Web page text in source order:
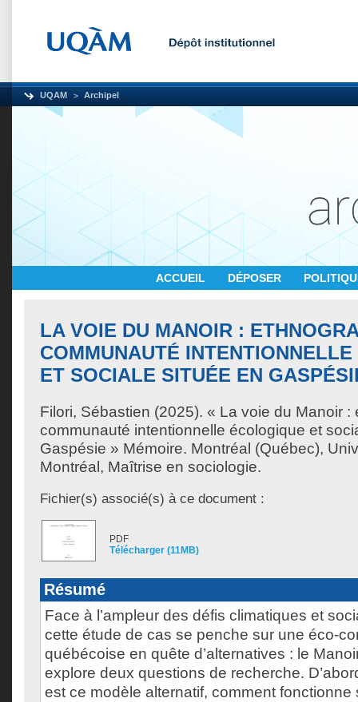
UQAM Archipel
ACCUEIL DÉPOSER
LA VOIE DU MANOIR :
COMMUNAUTÉ
ET SOCIALE SITUÉE EN
Filori, Sébastien (2025). « La voie du Manoir :
communauté intentionnelle écologique et
Gaspésie » Mémoire. Montréal (Québec),
Montréal, Maîtrise en sociologie.
Fichier(s) associé(s) à ce document :
PDF
Télécharger (11MB)
Résumé
Face à l’ampleur des défis climatiques et
cette étude de cas se penche sur une éco-
québécoise en quête d’alternatives : le
explore deux questions de recherche.
est ce modèle alternatif, comment fonctionne